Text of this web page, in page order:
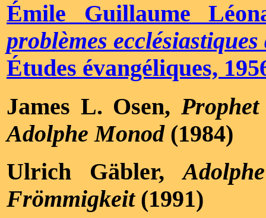
Émile Guillaume
problèmes
Études évangéliques,
James L. Osen,
Adolphe Monod(1984)
Ulrich Gäbler,
Frömmigkeit(1991)